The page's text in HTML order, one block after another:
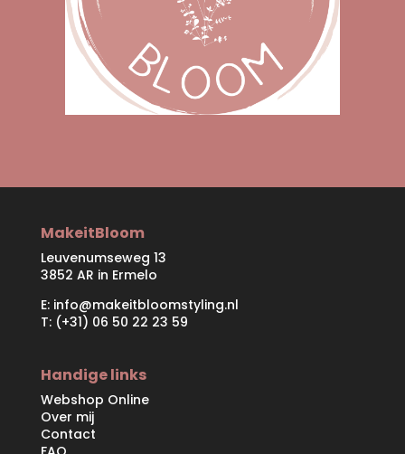
MakeitBloom
Leuvenumseweg 13
3852 AR in Ermelo
E: info@makeitbloomstyling.nl
T: (+31) 06 50 22 23 59
Handige links
Webshop Online
Over mij
Contact